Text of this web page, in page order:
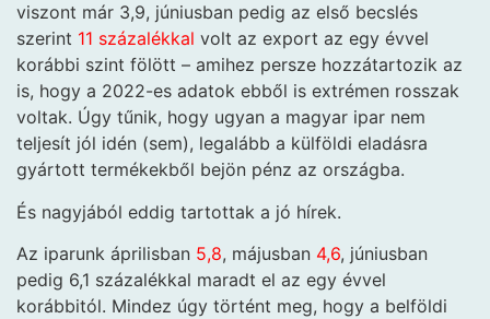
viszont már 3,9, júniusban pedig az első becslés
szerint 11 százalékkal volt az export az egy évvel
korábbi szint fölött – amihez persze hozzátartozik az
is, hogy a 2022-es adatok ebből is extrémen rosszak
voltak. Úgy tűnik, hogy ugyan a magyar ipar nem
teljesít jól idén (sem), legalább a külföldi eladásra
gyártott termékekből bejön pénz az országba.
És nagyjából eddig tartottak a jó hírek.
Az iparunk áprilisban 5,8, májusban 4,6, júniusban
pedig 6,1 százalékkal maradt el az egy évvel
korábbitól. Mindez úgy történt meg, hogy a belföldi